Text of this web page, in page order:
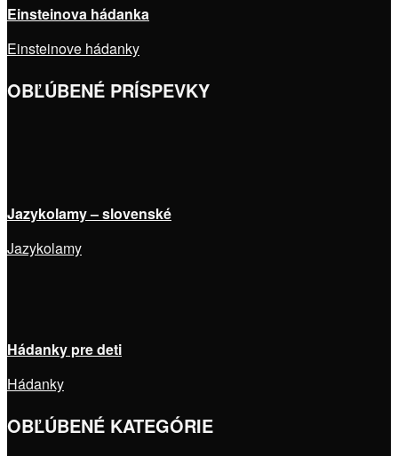
Einsteinova hádanka
Einsteinove hádanky
OBĽÚBENÉ PRÍSPEVKY
Jazykolamy – slovenské
Jazykolamy
Hádanky pre deti
Hádanky
OBĽÚBENÉ KATEGÓRIE